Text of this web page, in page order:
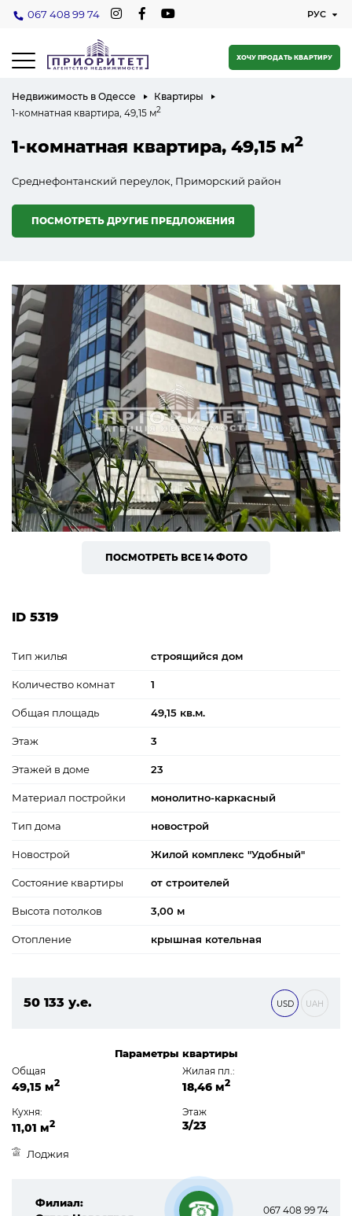
067 408 99 74
ХОЧУ ПРОДАТЬ КВАРТИРУ
Недвижимость в Одессе
Квартиры
1-комнатная квартира, 49,15 м2
1-комнатная квартира, 49,15 м2
Среднефонтанский переулок, Приморский район
ПОСМОТРЕТЬ ДРУГИЕ ПРЕДЛОЖЕНИЯ
ПОСМОТРЕТЬ ВСЕ 14 ФОТО
ID 5319
Тип жилья строящийся дом
Количество комнат 1
Общая площадь 49,15 кв.м.
Этаж 3
Этажей в доме 23
Материал постройки монолитно-каркасный
Тип дома новострой
Новострой Жилой комплекс "Удобный"
Состояние квартиры от строителей
Высота потолков 3,00 м
Отопление крышная котельная
50 133 у.е.
USD UAH
Параметры квартиры
Общая
49,15 м2
Жилая пл.:
18,46 м2
Кухня:
11,01 м2
Этаж
3/23
Лоджия
Филиал:
067 408 99 74